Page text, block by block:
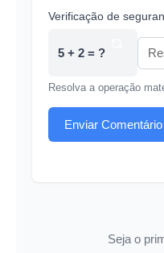
Verificação de
5 + 2 = ?
Resolva a operação
Enviar Comentário
Seja o